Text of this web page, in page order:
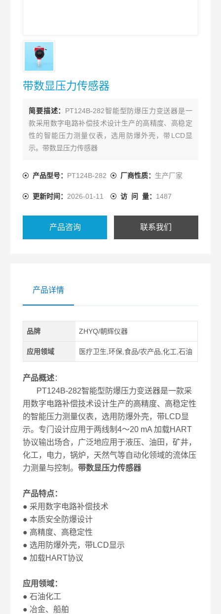
带数显压力传感器
简要描述： PT124B-282智能型防爆压力变送器是一
款采用数字电路补偿技术设计生产的高精度、高稳定
性的智能压力测量仪表，选用防爆外壳，带LCD显
示。带数显压力传感器
产品型号： PT124B-282 厂商性质： 生产厂家
更新时间： 2026-01-11 访 问 量： 1487
产品咨询 联系我们
产品详情
品牌 ZHYQ/朝辉仪器
应用领域 医疗卫生,环保,食品/农产品,化工,石油
产品概述：
PT124B-282智能型防爆压力变送器是一款采
用数字电路补偿技术设计生产的高精度、高稳定性
的智能压力测量仪表，选用防爆外壳，带LCD显
示。专门设计应用于两线制4～20 mA 加载HART
协议输出场合，广泛地应用于液压、油田，矿井，
化工，电力，锅炉，天然气等自动化领域的流体压
力测量与控制。带数显压力传感器
产品特点：
● 采用数字电路补偿技术
● 本质安全防爆设计
● 高精度、高稳定性
● 选用防爆外壳，带LCD显示
● 加载HART协议
应用领域：
● 石油化工
● 冶金、船舶